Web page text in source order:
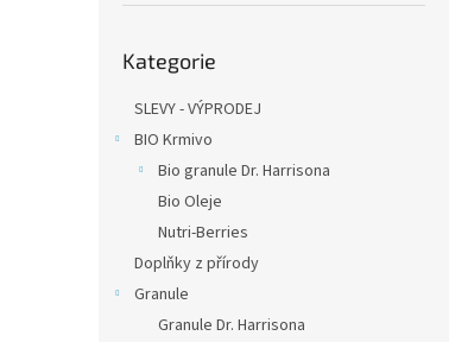
kategorie
Kategorie
SLEVY - VÝPRODEJ
BIO Krmivo
Bio granule Dr. Harrisona
Bio Oleje
Nutri-Berries
Doplňky z přírody
Granule
Granule Dr. Harrisona